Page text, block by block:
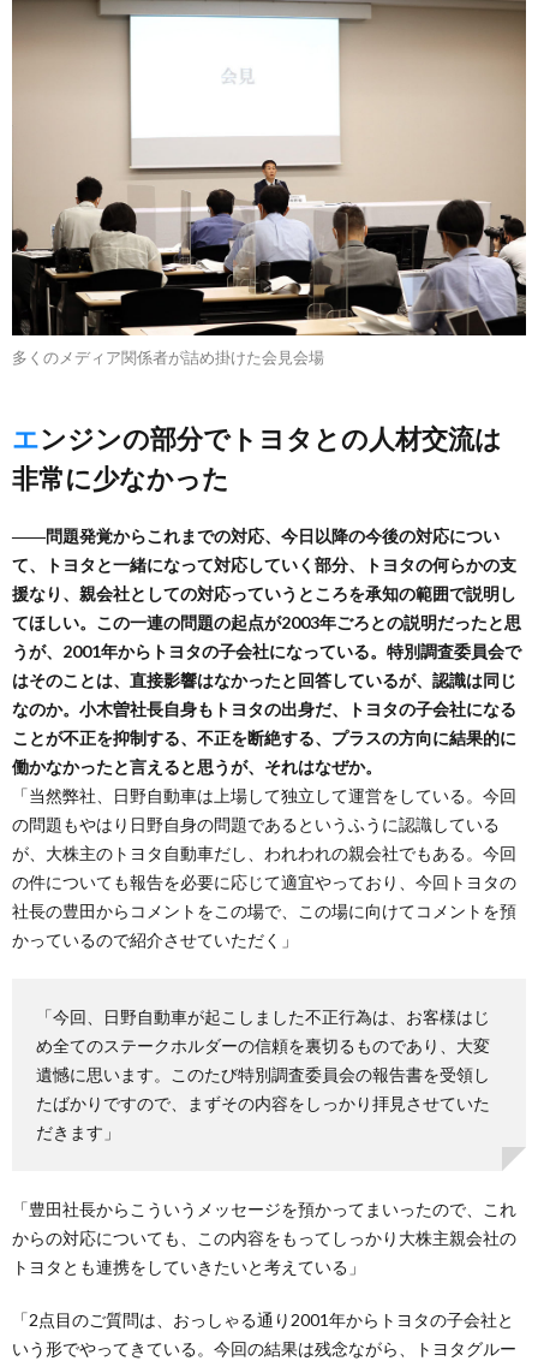
多くのメディア関係者が詰め掛けた会見会場
エンジンの部分でトヨタとの人材交流は
非常に少なかった
――問題発覚からこれまでの対応、今日以降の今後の対応につい
て、トヨタと一緒になって対応していく部分、トヨタの何らかの支
援なり、親会社としての対応っていうところを承知の範囲で説明し
てほしい。この一連の問題の起点が2003年ごろとの説明だったと思
うが、2001年からトヨタの子会社になっている。特別調査委員会で
はそのことは、直接影響はなかったと回答しているが、認識は同じ
なのか。小木曽社長自身もトヨタの出身だ、トヨタの子会社になる
ことが不正を抑制する、不正を断絶する、プラスの方向に結果的に
働かなかったと言えると思うが、それはなぜか。
「当然弊社、日野自動車は上場して独立して運営をしている。今回
の問題もやはり日野自身の問題であるというふうに認識している
が、大株主のトヨタ自動車だし、われわれの親会社でもある。今回
の件についても報告を必要に応じて適宜やっており、今回トヨタの
社長の豊田からコメントをこの場で、この場に向けてコメントを預
かっているので紹介させていただく」
「今回、日野自動車が起こしました不正行為は、お客様はじ
め全てのステークホルダーの信頼を裏切るものであり、大変
遺憾に思います。このたび特別調査委員会の報告書を受領し
たばかりですので、まずその内容をしっかり拝見させていた
だきます」
「豊田社長からこういうメッセージを預かってまいったので、これ
からの対応についても、この内容をもってしっかり大株主親会社の
トヨタとも連携をしていきたいと考えている」
「2点目のご質問は、おっしゃる通り2001年からトヨタの子会社と
いう形でやってきている。今回の結果は残念ながら、トヨタグルー